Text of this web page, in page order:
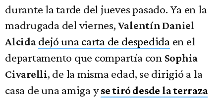
durante la tarde del jueves pasado. Ya en la
madrugada del viernes,Valentín Daniel
Alcida dejó una carta de despedida en el
departamento que compartía con Sophia
Civarelli, de la misma edad, se dirigió a la
casa de una amiga yse tiró desde la terraza